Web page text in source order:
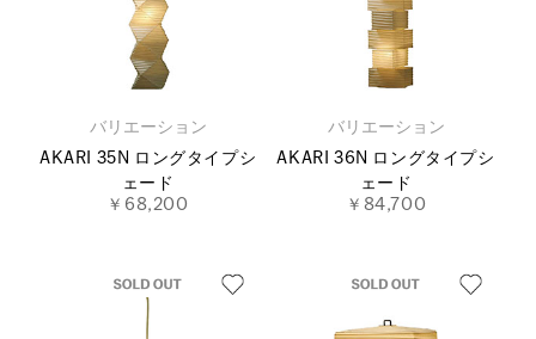
バリエーション
AKARI 35N ロングタイプシ
ェード
￥68,200
バリエーション
AKARI 36N ロングタイプシ
ェード
￥84,700